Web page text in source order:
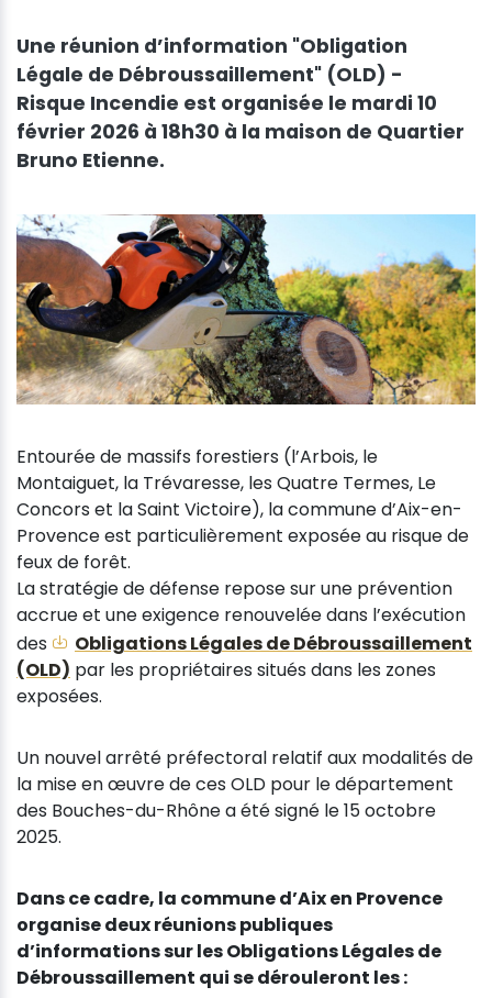
Une réunion d’information "Obligation
Légale de Débroussaillement" (OLD) -
Risque Incendie est organisée le mardi 10
février 2026 à 18h30 à la maison de Quartier
Bruno Etienne.
Entourée de massifs forestiers (l’Arbois, le
Montaiguet, la Trévaresse, les Quatre Termes, Le
Concors et la Saint Victoire), la commune d’Aix-en-
Provence est particulièrement exposée au risque de
feux de forêt.
La stratégie de défense repose sur une prévention
accrue et une exigence renouvelée dans l’exécution
des
Obligations Légales de Débroussaillement
(OLD) par les propriétaires situés dans les zones
exposées.
Un nouvel arrêté préfectoral relatif aux modalités de
la mise en œuvre de ces OLD pour le département
des Bouches-du-Rhône a été signé le 15 octobre
2025.
Dans ce cadre, la commune d’Aix en Provence
organise deux réunions publiques
d’informations sur les Obligations Légales de
Débroussaillement qui se dérouleront les :